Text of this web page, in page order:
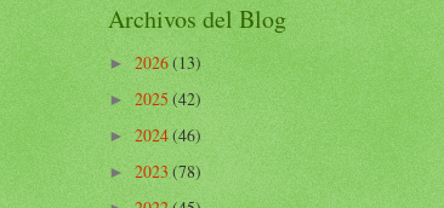
Archivos del Blog
►2026(13)
►2025(42)
►2024(46)
►2023(78)